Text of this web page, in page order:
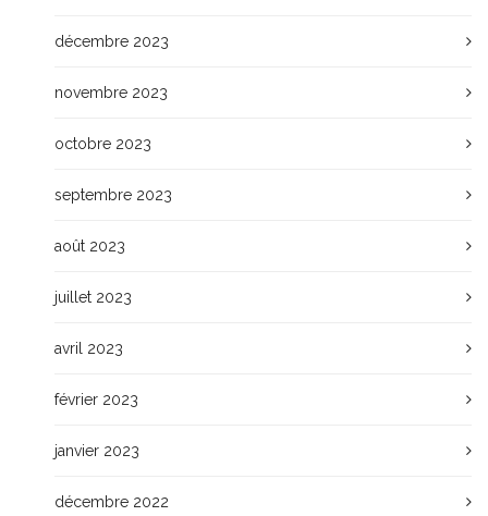
décembre 2023
novembre 2023
octobre 2023
septembre 2023
août 2023
juillet 2023
avril 2023
février 2023
janvier 2023
décembre 2022